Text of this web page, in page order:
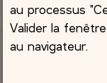
au processus
Valider la
au navigateur.